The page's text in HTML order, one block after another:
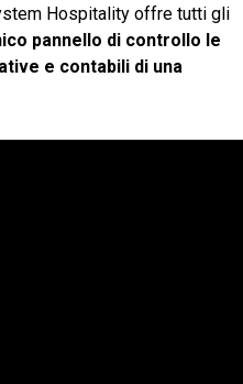
Hospitality offre tutti gli
pannello di controllo le
e contabili di una